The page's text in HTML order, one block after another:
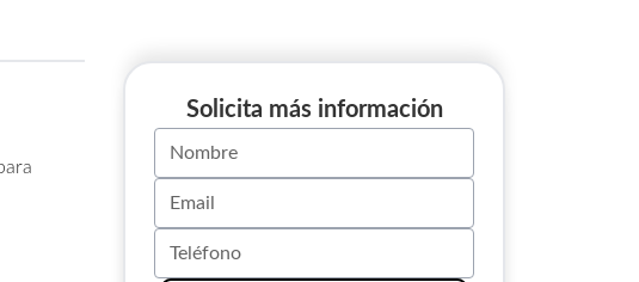
Solicita más información